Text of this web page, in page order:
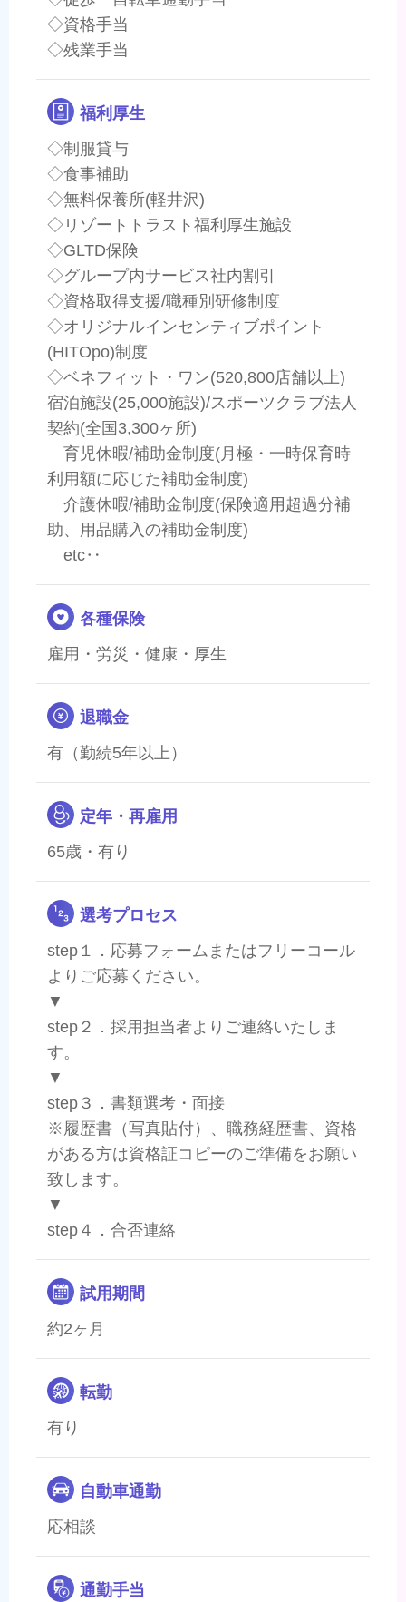
◇資格手当
◇残業手当
福利厚生
◇制服貸与
◇食事補助
◇無料保養所(軽井沢)
◇リゾートトラスト福利厚生施設
◇GLTD保険
◇グループ内サービス社内割引
◇資格取得支援/職種別研修制度
◇オリジナルインセンティブポイント
(HITOpo)制度
◇ベネフィット・ワン(520,800店舗以上)
宿泊施設(25,000施設)/スポーツクラブ法人
契約(全国3,300ヶ所)
育児休暇/補助金制度(月極・一時保育時
利用額に応じた補助金制度)
介護休暇/補助金制度(保険適用超過分補
助、用品購入の補助金制度)
etc‥
各種保険
雇用・労災・健康・厚生
退職金
有（勤続5年以上）
定年・再雇用
65歳・有り
選考プロセス
step１．応募フォームまたはフリーコール
よりご応募ください。
▼
step２．採用担当者よりご連絡いたしま
す。
▼
step３．書類選考・面接
※履歴書（写真貼付）、職務経歴書、資格
がある方は資格証コピーのご準備をお願い
致します。
▼
step４．合否連絡
試用期間
約2ヶ月
転勤
有り
自動車通勤
応相談
通勤手当